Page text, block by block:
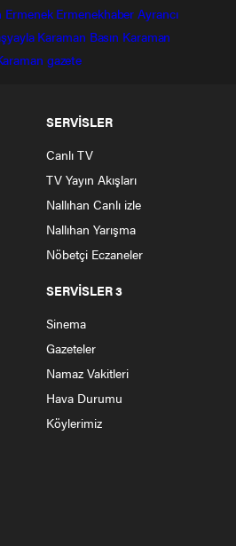
Ermenek Ermenekhaber Ayrancı
Karaman Basın Karaman
gazete
SERVİSLER
Canlı TV
TV Yayın Akışları
Nallıhan Canlı izle
Nallıhan Yarışma
Nöbetçi Eczaneler
SERVİSLER 3
Sinema
Gazeteler
Namaz Vakitleri
Hava Durumu
Köylerimiz